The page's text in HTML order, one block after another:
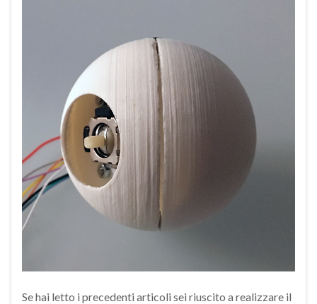
Se hai letto i precedenti articoli sei riuscito a realizzare il